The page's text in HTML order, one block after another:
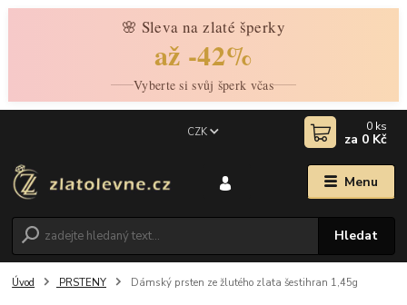
🌸 Sleva na zlaté šperky
až -42%
Vyberte si svůj šperk včas
Menu
CZK
Hledat
0 ks
za 0 Kč
Úvod PRSTENY Dámský prsten ze žlutého zlata šestihran 1,45g